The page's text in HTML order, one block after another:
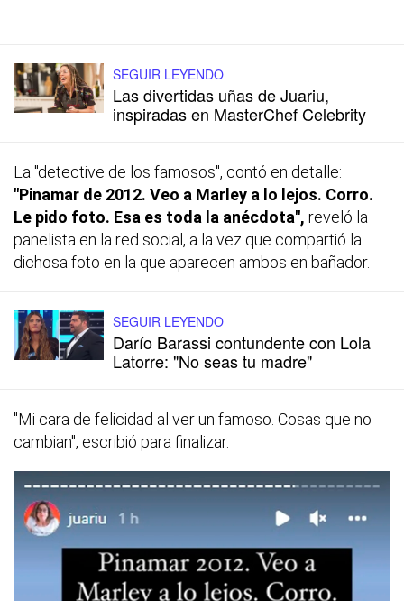
SEGUIR LEYENDO
Las divertidas uñas de Juariu,
inspiradas en MasterChef Celebrity
La "detective de los famosos", contó en detalle:
"Pinamar de 2012. Veo a Marley a lo lejos. Corro.
Le pido foto. Esa es toda la anécdota", reveló la
panelista en la red social, a la vez que compartió la
dichosa foto en la que aparecen ambos en bañador.
SEGUIR LEYENDO
Darío Barassi contundente con Lola
Latorre: "No seas tu madre"
"Mi cara de felicidad al ver un famoso. Cosas que no
cambian", escribió para finalizar.